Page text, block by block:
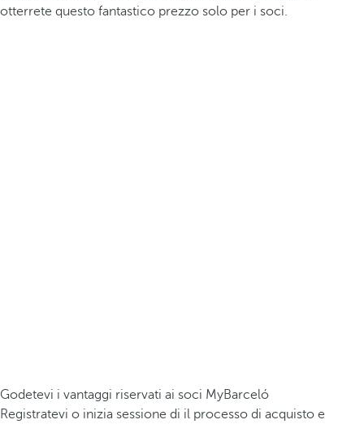
otterrete questo fantastico prezzo solo per i soci.
Godetevi i vantaggi riservati ai soci MyBarceló
Registratevi o inizia sessione di il processo di acquisto e